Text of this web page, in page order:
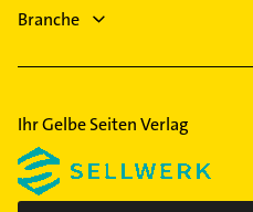
Gartenbau & Landschaftsbau
Branche
Ihr Gelbe Seiten Verlag